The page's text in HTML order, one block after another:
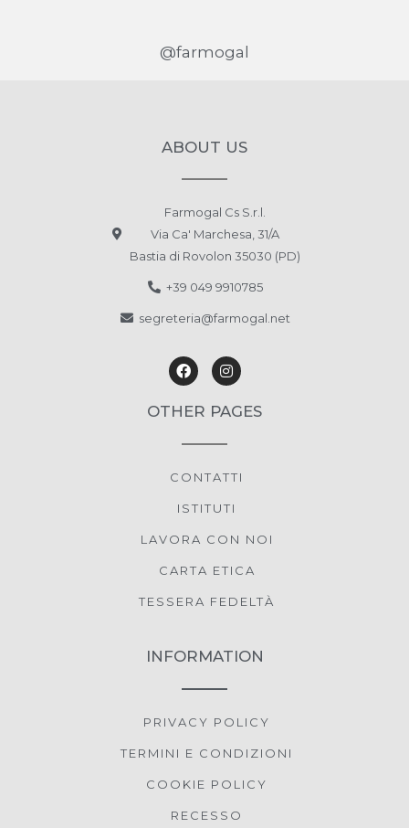
@farmogal
ABOUT US
Farmogal Cs S.r.l.
Via Ca' Marchesa, 31/A
Bastia di Rovolon 35030 (PD)
+39 049 9910785
segreteria@farmogal.net
OTHER PAGES
CONTATTI
ISTITUTI
LAVORA CON NOI
CARTA ETICA
TESSERA FEDELTÀ
INFORMATION
PRIVACY POLICY
TERMINI E CONDIZIONI
COOKIE POLICY
RECESSO